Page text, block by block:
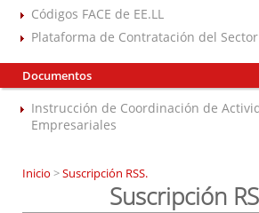
Códigos FACE de EE.LL
Plataforma de Contratación del
Documentos
Instrucción de Coordinación de
Empresariales
Inicio >Suscripción RSS.
Suscripción